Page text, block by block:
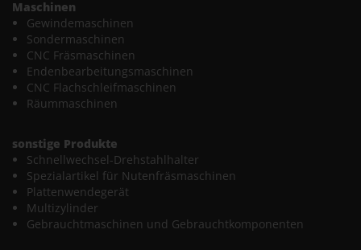
Maschinen
Gewindemaschinen
Sondermaschinen
CNC Fräsmaschinen
Endenbearbeitungsmaschinen
CNC Flachschleifmaschinen
Räummaschinen
sonstige Produkte
Schnellwechsel-Drehstahlhalter
Spezialartikel für Nutenfräsmaschinen
Plattenwendegerät
Multizylinder
Gebrauchtmaschinen und Gebrauchtkomponenten